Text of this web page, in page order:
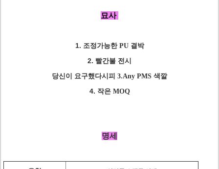
묘사
1. 조정가능한 PU 결박
2. 빨간불 전시
당신이 요구했다시피 3.Any PMS 색깔
4. 작은 MOQ
명세